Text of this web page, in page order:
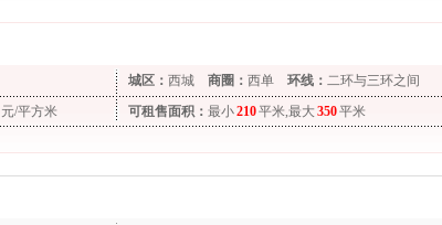
城区： 西城 商圈： 西单 环线： 二环与三环之间
元/平方米 可租售面积： 最小210平米,最大350平米